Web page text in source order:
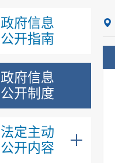
政府信息
公开指南
政府信息
公开制度
法定主动
公开内容